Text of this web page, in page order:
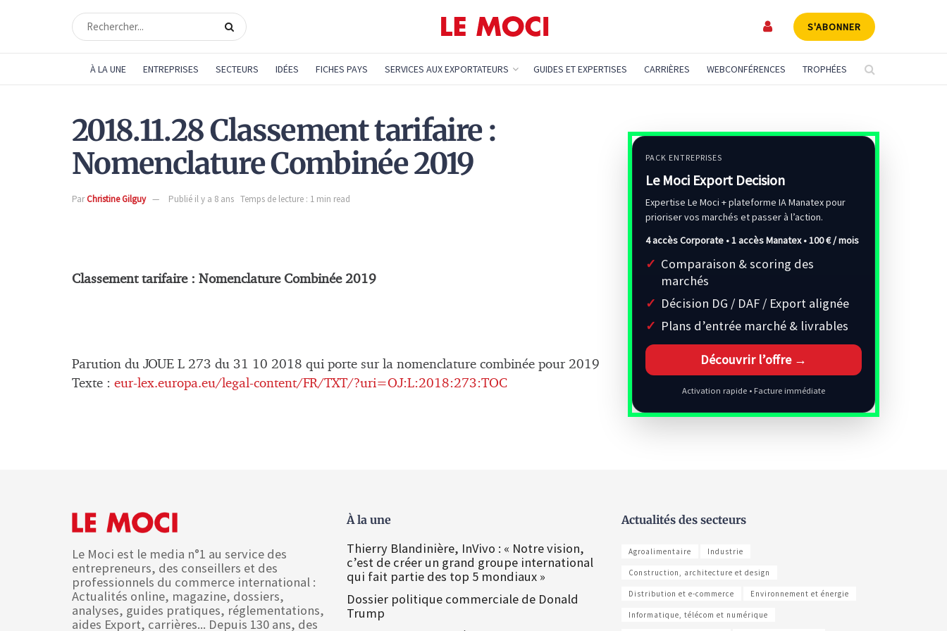
S'ABONNER
À LA UNE ENTREPRISES SECTEURS IDÉES FICHES PAYS SERVICES AUX EXPORTATEURS GUIDES ET EXPERTISES CARRIÈRES WEBCONFÉRENCES TROPHÉES
2018.11.28 Classement tarifaire :
Nomenclature Combinée 2019
ParChristine Gilguy Publié il y a 8 ans Temps de lecture : 1 min read
Classement tarifaire : Nomenclature Combinée 2019
Parution du JOUE L 273 du 31 10 2018 qui porte sur la nomenclature combinée pour 2019
Texte : eur-lex.europa.eu/legal-content/FR/TXT/?uri=OJ:L:2018:273:TOC
PACK ENTREPRISES
Le Moci Export Decision
Expertise Le Moci + plateforme IA Manatex pour
prioriser vos marchés et passer à l’action.
4 accès Corporate • 1 accès Manatex •100 € / mois
Comparaison & scoring des
marchés
Décision DG / DAF / Export alignée
Plans d’entrée marché & livrables
Découvrir l’offre →
Activation rapide • Facture immédiate
Le Moci est le media n°1 au service des
entrepreneurs, des conseillers et des
professionnels du commerce international :
Actualités online, magazine, dossiers,
analyses, guides pratiques, réglementations,
aides Export, carrières... Depuis 130 ans, des
À la une
Thierry Blandinière, InVivo : « Notre vision,
c’est de créer un grand groupe international
qui fait partie des top 5 mondiaux »
Dossier politique commerciale de Donald
Trump
Actualités des secteurs
Agroalimentaire Industrie
Construction, architecture et design
Distribution et e-commerce Environnement et énergie
Informatique, télécom et numérique